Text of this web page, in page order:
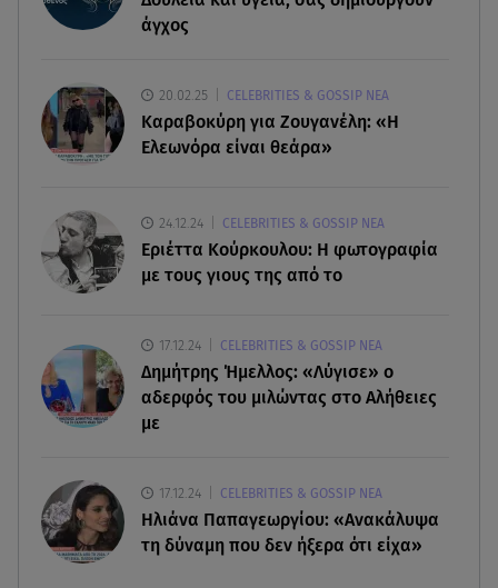
Νίκος Καλογερόπουλος: Το «αντίο» του
καλλιτεχνικού κόσμου στον ηθοποιό
10.08.26 , 10:18
Πάρος: «Ήμουν πάντα πάνω από την πισίνα» - Τι
ισχυρίζεται ο ιδιοκτήτης
Γυμναστική για τόνωση πριν την παραλία! Full
body workout!
άγχος
20.02.25 CELEBRITIES & GOSSIP ΝΕΑ
Καραβοκύρη για Ζουγανέλη: «Η
Ελεωνόρα είναι θεάρα»
24.12.24 CELEBRITIES & GOSSIP ΝΕΑ
Εριέττα Κούρκουλου: Η φωτογραφία
με τους γιους της από το
17.12.24 CELEBRITIES & GOSSIP ΝΕΑ
Δημήτρης Ήμελλος: «Λύγισε» ο
αδερφός του μιλώντας στο Αλήθειες
με
17.12.24 CELEBRITIES & GOSSIP ΝΕΑ
Ηλιάνα Παπαγεωργίου: «Ανακάλυψα
τη δύναμη που δεν ήξερα ότι είχα»